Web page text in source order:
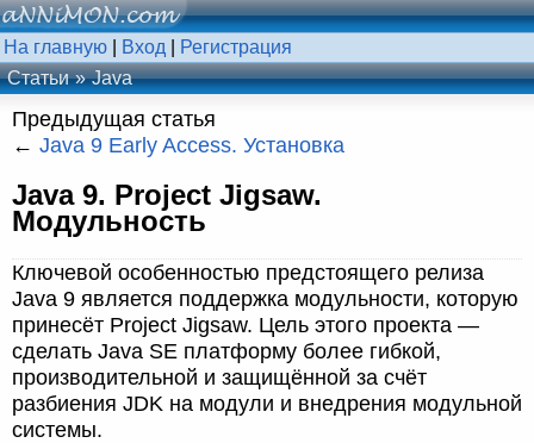
На главную Вход
Регистрация
Статьи
Java
Предыдущая статья
← Java 9 Early Access. Установка
Java 9. Project Jigsaw.
Модульность
Ключевой особенностью предстоящего релиза
Java 9 является поддержка модульности, которую
принесёт Project Jigsaw. Цель этого проекта —
сделать Java SE платформу более гибкой,
производительной и защищённой за счёт
разбиения JDK на модули и внедрения модульной
системы.